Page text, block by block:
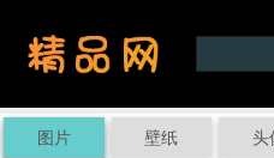
图片 壁纸 头